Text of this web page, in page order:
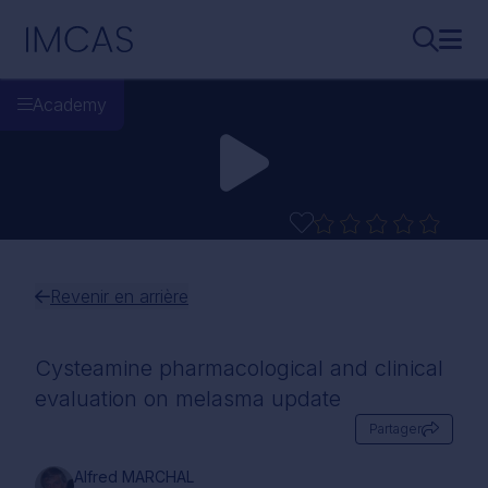
IMCAS
Academy
Revenir en arrière
Cysteamine pharmacological and clinical
evaluation on melasma update
Partager
Alfred MARCHAL